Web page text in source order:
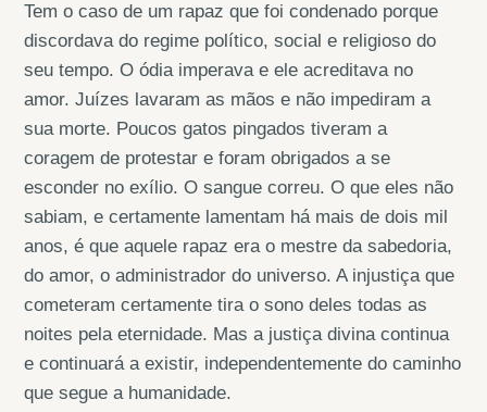
Tem o caso de um rapaz que foi condenado porque
discordava do regime político, social e religioso do
seu tempo. O ódia imperava e ele acreditava no
amor. Juízes lavaram as mãos e não impediram a
sua morte. Poucos gatos pingados tiveram a
coragem de protestar e foram obrigados a se
esconder no exílio. O sangue correu. O que eles não
sabiam, e certamente lamentam há mais de dois mil
anos, é que aquele rapaz era o mestre da sabedoria,
do amor, o administrador do universo. A injustiça que
cometeram certamente tira o sono deles todas as
noites pela eternidade. Mas a justiça divina continua
e continuará a existir, independentemente do caminho
que segue a humanidade.